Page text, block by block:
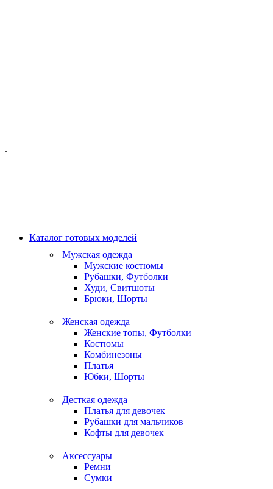
.
Каталог готовых моделей
Мужская одежда
Мужские костюмы
Рубашки, Футболки
Худи, Свитшоты
Брюки, Шорты
Женская одежда
Женские топы, Футболки
Костюмы
Комбинезоны
Платья
Юбки, Шорты
Десткая одежда
Платья для девочек
Рубашки для мальчиков
Кофты для девочек
Аксессуары
Ремни
Сумки